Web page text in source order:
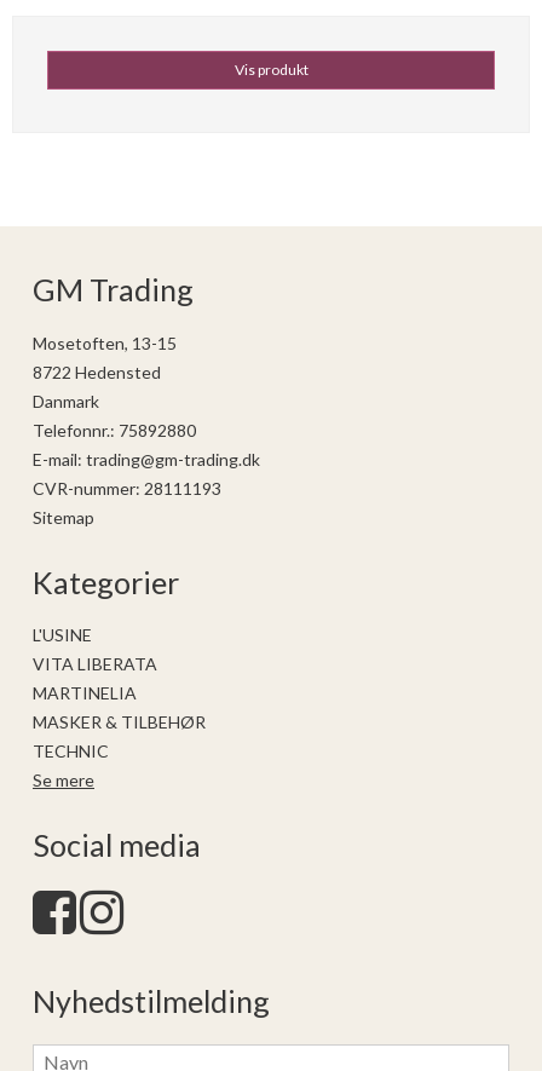
Vis produkt
GM Trading
Mosetoften, 13-15
8722 Hedensted
Danmark
Telefonnr.: 75892880
E-mail: trading@gm-trading.dk
CVR-nummer: 28111193
Sitemap
Kategorier
L'USINE
VITA LIBERATA
MARTINELIA
MASKER & TILBEHØR
TECHNIC
Se mere
Social media
Nyhedstilmelding